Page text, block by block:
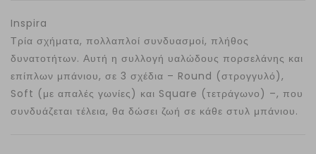
Inspira
Τρία σχήματα, πολλαπλοί συνδυασμοί, πλήθος
δυνατοτήτων. Αυτή η συλλογή υαλώδους πορσελάνης και
επίπλων μπάνιου, σε 3 σχέδια – Round (στρογγυλό),
Soft (με απαλές γωνίες) και Square (τετράγωνο) –, που
συνδυάζεται τέλεια, θα δώσει ζωή σε κάθε στυλ μπάνιου.